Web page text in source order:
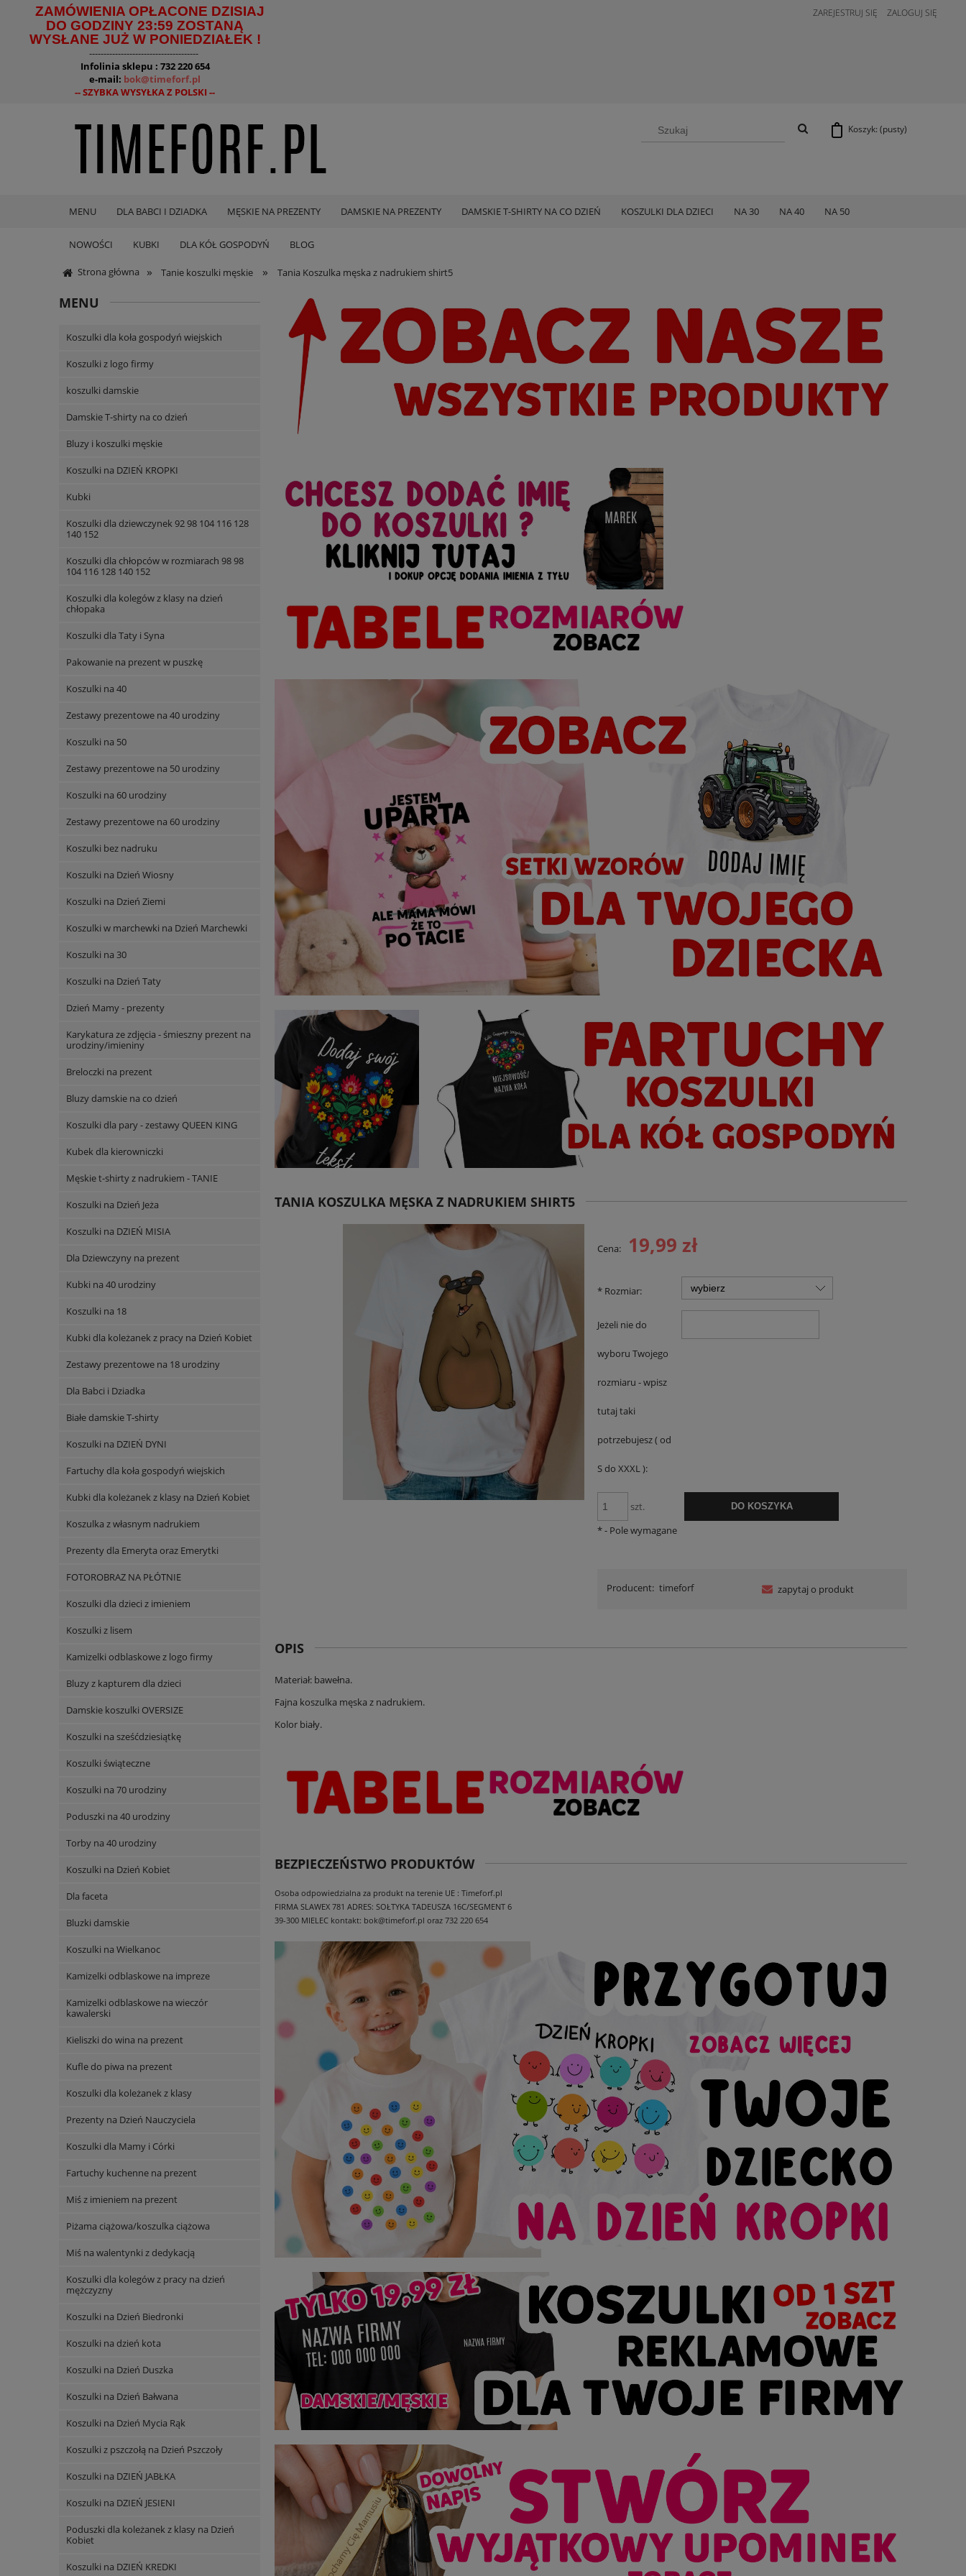
ZAMÓWIENIA OPŁACONE DZISIAJ
DO GODZINY 23:59 ZOSTANĄ
WYSŁANE JUŻ W PONIEDZIAŁEK !
--------------------------------------
Infolinia sklepu : 732 220 654
e-mail: bok@timeforf.pl
-- SZYBKA WYSYŁKA Z POLSKI --
ZAREJESTRUJ SIĘ ZALOGUJ SIĘ
Koszyk: (pusty)
MENU DLA BABCI I DZIADKA MĘSKIE NA PREZENTY DAMSKIE NA PREZENTY DAMSKIE T-SHIRTY NA CO DZIEŃ KOSZULKI DLA DZIECI NA 30 NA 40 NA 50
NOWOŚCI KUBKI DLA KÓŁ GOSPODYŃ BLOG
Strona główna » Tanie koszulki męskie » Tania Koszulka męska z nadrukiem shirt5
MENU
Koszulki dla koła gospodyń wiejskich
Koszulki z logo firmy
koszulki damskie
Damskie T-shirty na co dzień
Bluzy i koszulki męskie
Koszulki na DZIEŃ KROPKI
Kubki
Koszulki dla dziewczynek 92 98 104 116 128
140 152
Koszulki dla chłopców w rozmiarach 98 98
104 116 128 140 152
Koszulki dla kolegów z klasy na dzień
chłopaka
Koszulki dla Taty i Syna
Pakowanie na prezent w puszkę
Koszulki na 40
Zestawy prezentowe na 40 urodziny
Koszulki na 50
Zestawy prezentowe na 50 urodziny
Koszulki na 60 urodziny
Zestawy prezentowe na 60 urodziny
Koszulki bez nadruku
Koszulki na Dzień Wiosny
Koszulki na Dzień Ziemi
Koszulki w marchewki na Dzień Marchewki
Koszulki na 30
Koszulki na Dzień Taty
Dzień Mamy - prezenty
Karykatura ze zdjęcia - śmieszny prezent na
urodziny/imieniny
Breloczki na prezent
Bluzy damskie na co dzień
Koszulki dla pary - zestawy QUEEN KING
Kubek dla kierowniczki
Męskie t-shirty z nadrukiem - TANIE
Koszulki na Dzień Jeża
Koszulki na DZIEŃ MISIA
Dla Dziewczyny na prezent
Kubki na 40 urodziny
Koszulki na 18
Kubki dla koleżanek z pracy na Dzień Kobiet
Zestawy prezentowe na 18 urodziny
Dla Babci i Dziadka
Białe damskie T-shirty
Koszulki na DZIEŃ DYNI
Fartuchy dla koła gospodyń wiejskich
Kubki dla koleżanek z klasy na Dzień Kobiet
Koszulka z własnym nadrukiem
Prezenty dla Emeryta oraz Emerytki
FOTOROBRAZ NA PŁÓTNIE
Koszulki dla dzieci z imieniem
Koszulki z lisem
Kamizelki odblaskowe z logo firmy
Bluzy z kapturem dla dzieci
Damskie koszulki OVERSIZE
Koszulki na sześćdziesiątkę
Koszulki świąteczne
Koszulki na 70 urodziny
Poduszki na 40 urodziny
Torby na 40 urodziny
Koszulki na Dzień Kobiet
Dla faceta
Bluzki damskie
Koszulki na Wielkanoc
Kamizelki odblaskowe na impreze
Kamizelki odblaskowe na wieczór
kawalerski
Kieliszki do wina na prezent
Kufle do piwa na prezent
Koszulki dla koleżanek z klasy
Prezenty na Dzień Nauczyciela
Koszulki dla Mamy i Córki
Fartuchy kuchenne na prezent
Miś z imieniem na prezent
Piżama ciążowa/koszulka ciążowa
Miś na walentynki z dedykacją
Koszulki dla kolegów z pracy na dzień
mężczyzny
Koszulki na Dzień Biedronki
Koszulki na dzień kota
Koszulki na Dzień Duszka
Koszulki na Dzień Bałwana
Koszulki na Dzień Mycia Rąk
Koszulki z pszczołą na Dzień Pszczoły
Koszulki na DZIEŃ JABŁKA
Koszulki na DZIEŃ JESIENI
Poduszki dla koleżanek z klasy na Dzień
Kobiet
Koszulki na DZIEŃ KREDKI
TANIA KOSZULKA MĘSKA Z NADRUKIEM SHIRT5
Cena: 19,99 zł
* Rozmiar:
Jeżeli nie do
wyboru Twojego
rozmiaru - wpisz
tutaj taki
potrzebujesz ( od
S do XXXL ):
szt. DO KOSZYKA
*- Pole wymagane
Producent: timeforf zapytaj o produkt
OPIS
Materiał: bawełna.
Fajna koszulka męska z nadrukiem.
Kolor biały.
BEZPIECZEŃSTWO PRODUKTÓW
Osoba odpowiedzialna za produkt na terenie UE : Timeforf.pl
FIRMA SLAWEX 781 ADRES: SOŁTYKA TADEUSZA 16C/SEGMENT 6
39-300 MIELEC kontakt: bok@timeforf.pl oraz 732 220 654